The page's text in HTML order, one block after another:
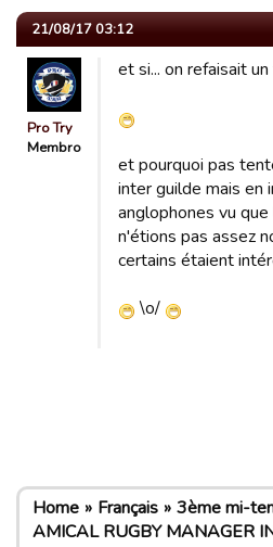
21/08/17 03:12
Pro Try
Membro
et si... on refaisait
et pourquoi pas
inter guilde mais en
anglophones vu
n'étions pas assez
certains étaient
\o/
Home Français 3ème mi-
AMICAL RUGBY MANAGER